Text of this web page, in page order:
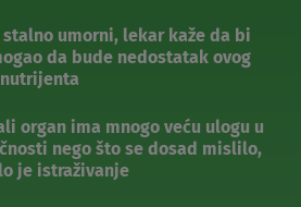
stalno umorni, lekar kaže da bi
da bude nedostatak ovog
organ ima mnogo veću ulogu u
nego što se dosad mislilo,
je istraživanje